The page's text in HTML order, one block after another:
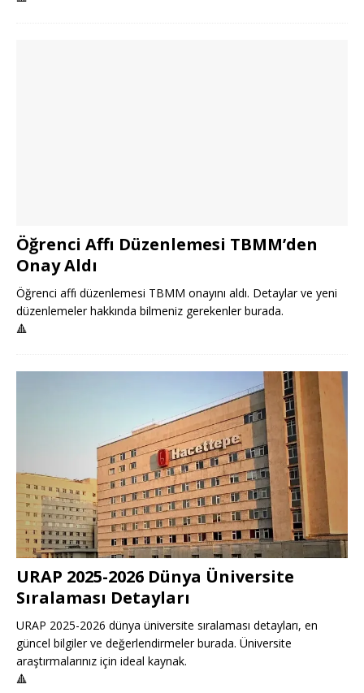
Öğrenci Affı Düzenlemesi TBMM’den
Onay Aldı
Öğrenci affı düzenlemesi TBMM onayını aldı. Detaylar ve yeni
düzenlemeler hakkında bilmeniz gerekenler burada.
🔺
URAP 2025-2026 Dünya Üniversite
Sıralaması Detayları
URAP 2025-2026 dünya üniversite sıralaması detayları, en
güncel bilgiler ve değerlendirmeler burada. Üniversite
araştırmalarınız için ideal kaynak.
🔺